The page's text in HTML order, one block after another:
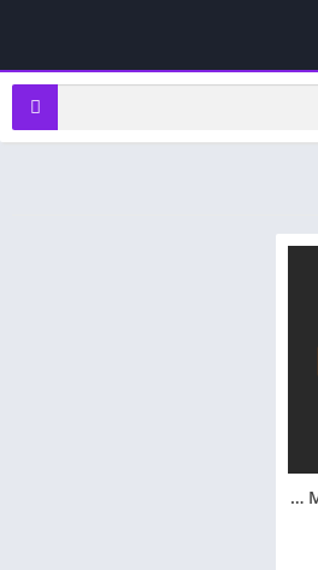
تحميل موفيز فور يو the vampire diaries | Movs4u | مشاهدة الافلام مباشرة